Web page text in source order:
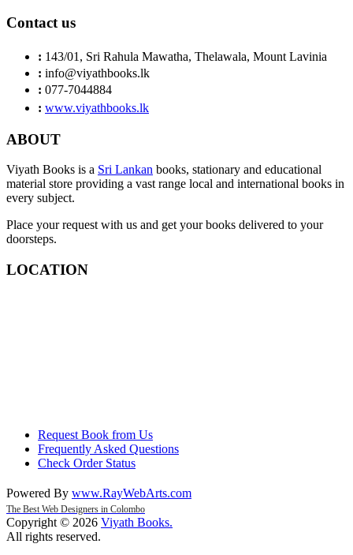
Contact us
: 143/01, Sri Rahula Mawatha, Thelawala, Mount Lavinia
: info@viyathbooks.lk
: 077-7044884
: www.viyathbooks.lk
ABOUT
Viyath Books is a Sri Lankan books, stationary and educational
material store providing a vast range local and international books in
every subject.
Place your request with us and get your books delivered to your
doorsteps.
LOCATION
Request Book from Us
Frequently Asked Questions
Check Order Status
Powered By www.RayWebArts.com
The Best Web Designers in Colombo
Copyright © 2026 Viyath Books.
All rights reserved.